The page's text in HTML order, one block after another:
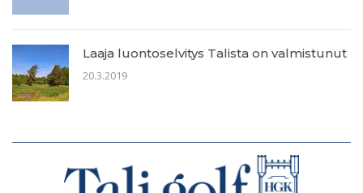
Laaja luontoselvitys Talista on valmistunut
20.3.2019